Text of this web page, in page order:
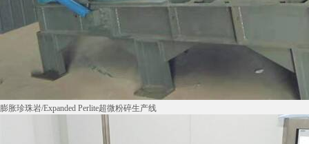
膨胀珍珠岩/Expanded Perlite超微粉碎生产线